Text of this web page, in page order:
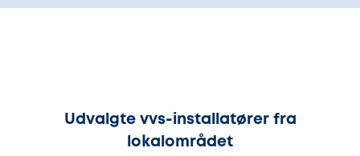
Udvalgte vvs-installatører fra
lokalområdet